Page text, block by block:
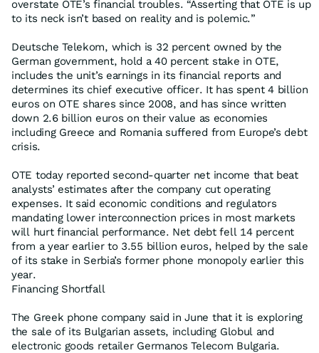
overstate OTE’s financial troubles. “Asserting that OTE is up
to its neck isn’t based on reality and is polemic.”
Deutsche Telekom, which is 32 percent owned by the
German government, hold a 40 percent stake in OTE,
includes the unit’s earnings in its financial reports and
determines its chief executive officer. It has spent 4 billion
euros on OTE shares since 2008, and has since written
down 2.6 billion euros on their value as economies
including Greece and Romania suffered from Europe’s debt
crisis.
OTE today reported second-quarter net income that beat
analysts’ estimates after the company cut operating
expenses. It said economic conditions and regulators
mandating lower interconnection prices in most markets
will hurt financial performance. Net debt fell 14 percent
from a year earlier to 3.55 billion euros, helped by the sale
of its stake in Serbia’s former phone monopoly earlier this
year.
Financing Shortfall
The Greek phone company said in June that it is exploring
the sale of its Bulgarian assets, including Globul and
electronic goods retailer Germanos Telecom Bulgaria.